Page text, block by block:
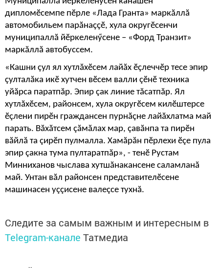
дипломӗсемпе пӗрле «Лада Гранта» маркăллă
автомобильем парăнаççӗ, хула округӗсенчи
муниципаллă йӗркеленӳсене – «Форд Транзит»
маркăллă автобуссем.
«Кашни çул ял хутлăхӗсем лайăх ӗçлеччӗр тесе эпир
çулталăка икӗ хутчен вӗсем валли çӗнӗ техника
уйăрса паратпăр. Эпир çак линие тăсатпăр. Ял
хутлăхӗсем, районсем, хула округӗсем килӗштерсе
ӗçлени пирӗн граждансен пурнăçне лайăхлатма май
парать. Вăхăтсем çăмăлах мар, çавăнпа та пирӗн
вăйлă та çирӗп пулмалла. Хамăрăн пӗрлехи ӗçе пула
эпир çакна тума пултаратпăр», - тенӗ Рустам
Минниханов чыслава хутшăнакансене саламланă
май. Унтан вăл районсен представителӗсене
машинасен уççисене валеçсе тухнă.
Следите за самым важным и интересным в
Telegram-канале Татмедиа